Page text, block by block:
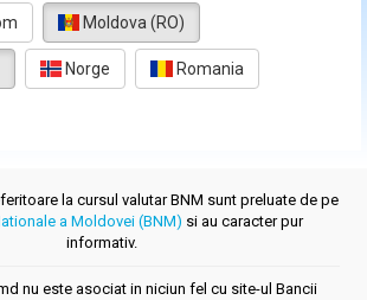
Moldova (RO)
Norge Romania
la cursul valutar BNM sunt preluate de pe
a Moldovei (BNM) si au caracter pur
informativ.
nu este asociat in niciun fel cu site-ul Bancii